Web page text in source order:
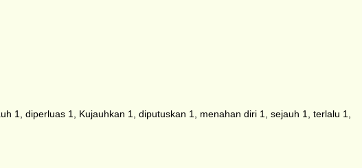
1, diperluas 1, Kujauhkan 1, diputuskan 1, menahan diri 1, sejauh 1, terlalu 1,